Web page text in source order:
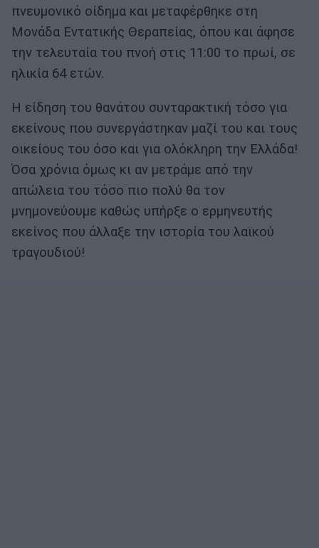
πνευμονικό οίδημα και μεταφέρθηκε στη
Μονάδα Εντατικής Θεραπείας, όπου και άφησε
την τελευταία του πνοή στις 11:00 το πρωί, σε
ηλικία 64 ετών.
Η είδηση του θανάτου συνταρακτική τόσο για
εκείνους που συνεργάστηκαν μαζί του και τους
οικείους του όσο και για ολόκληρη την Ελλάδα!
Όσα χρόνια όμως κι αν μετράμε από την
απώλεια του τόσο πιο πολύ θα τον
μνημονεύουμε καθώς υπήρξε ο ερμηνευτής
εκείνος που άλλαξε την ιστορία του λαϊκού
τραγουδιού!